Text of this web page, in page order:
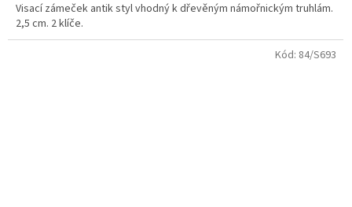
z
5
hvězdiček.
Visací zámeček antik styl vhodný k dřevěným námořnickým truhlám.
2,5 cm. 2 klíče.
Kód: 84/S693